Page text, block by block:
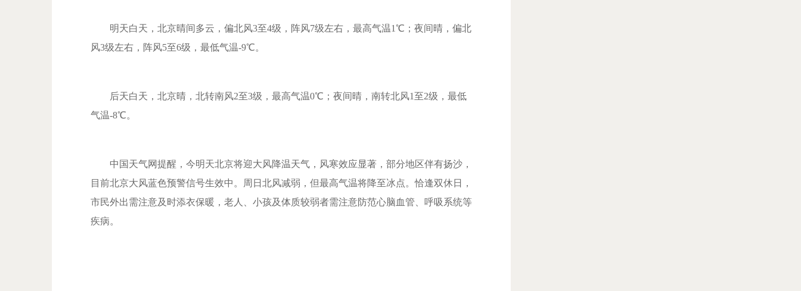
明天白天，北京晴间多云，偏北风3至4级，阵风7级左右，最高气温1℃；夜间晴，偏北
风3级左右，阵风5至6级，最低气温-9℃。
后天白天，北京晴，北转南风2至3级，最高气温0℃；夜间晴，南转北风1至2级，最低
气温-8℃。
中国天气网提醒，今明天北京将迎大风降温天气，风寒效应显著，部分地区伴有扬沙，
目前北京大风蓝色预警信号生效中。周日北风减弱，但最高气温将降至冰点。恰逢双休日，
市民外出需注意及时添衣保暖，老人、小孩及体质较弱者需注意防范心脑血管、呼吸系统等
疾病。